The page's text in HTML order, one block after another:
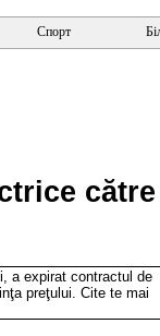
Спорт
către
a expirat contractul de
preţului. Cite te mai